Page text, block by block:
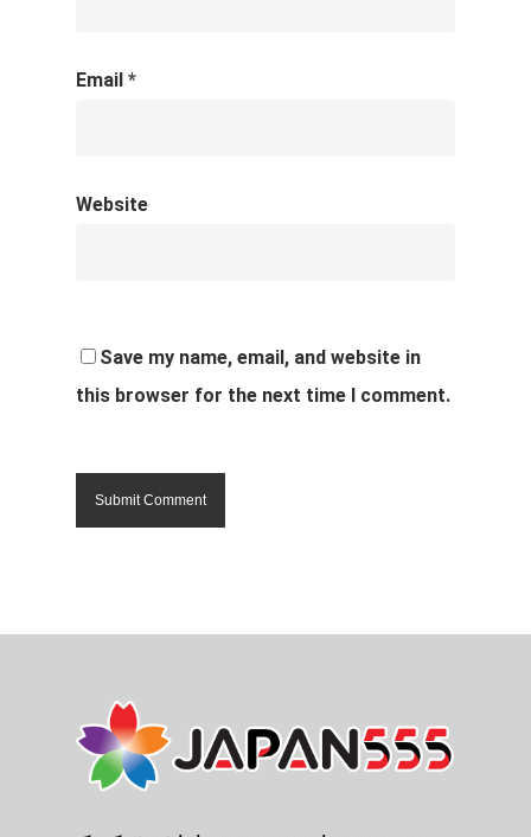
Email *
Website
Save my name, email, and website in
this browser for the next time I comment.